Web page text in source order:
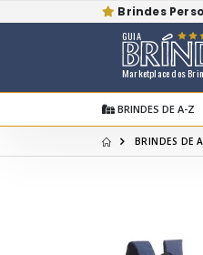
Brindes
Marketplace dos
GUIA
BRINDES DE A-Z
BRINDES DE